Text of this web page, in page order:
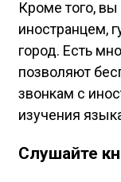
Кроме того,
иностранцем,
город. Есть
позволяют
звонкам с
изучения
Слушайте